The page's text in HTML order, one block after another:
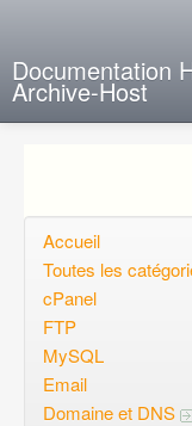
Documentation
Archive-Host
Questions ouvertes
Voulez-vous vous
Connexion
Accueil
Toutes les
cPanel
FTP
MySQL
Email
Domaine et DNS